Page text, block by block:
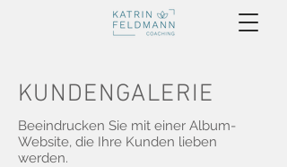
KUNDENGALERIE
Beeindrucken Sie mit einer Album-
Website, die Ihre Kunden lieben
werden.